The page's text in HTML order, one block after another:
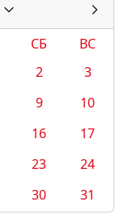
СБ
ВС
2
3
9
10
16
17
23
24
30 31